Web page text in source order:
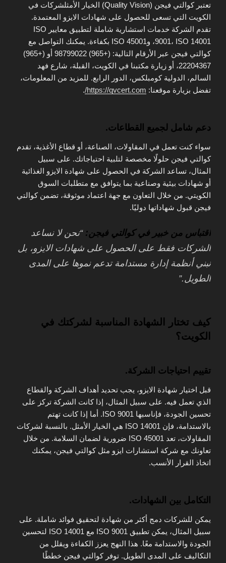
تعتبر كوالتي فيجن (Quality Vision) الخيار الأمثلشركات في
الكويت التي تسعى للحصول على شهادات الايزو المعتمدة.
تقدم الشركة خدمات استشارية شاملة لتطبيق معايير ISO
9001، ISO 14001، وISO 45001 بكفاءة. يمكنك التواصل مع
كوالتي فيجن عبر الأرقام التالية: (+965) 98799022 أو (+965)
22204367، أو زيارة مكتبنا في الكويت، القبلة، شارع فهد
السالم، الدولية كومبلكس، الدور الرابع. للمزيد من المعلومات،
تفضل بزيارة موقعنا: https://qvcert.com/
.
دعم شامل لجميع القطاعات.
سواء كنت تعمل في المقاولات، الصناعة، أو قطاع الأغذية، تقدم
كوالتي فيجن حلولًا مخصصة لتلبية احتياجاتك. على سبيل
المثال، تساعد الشركة في الحصول على شهادة الايزو الغذائية
أو شهادات بيئية وصناعية بما يتوافق مع متطلبات السوق
الكويتي. من خلال التعاون مع جهة اعتماد موثوقة، تضمن كوالتي
فيجن قبول شهاداتها دوليًا.
اقتباس من خبير في كوالتي فيجن: “نحن لا نساعد
الشركات فقط على الحصول على شهادات الايزو، بل
نبني أنظمة إدارة مستدامة تدعم نموها على المدى
الطويل.”
كيف تختار الشهادة المناسبة لشركتك في
الكويت؟
تقييم احتياجات الشركة.
قبل اختيار شهادة الايزو، يجب تحديد أهداف الشركة والقطاع
الذي تعمل فيه. على سبيل المثال، إذا كانت الشركة تركز على
تحسين الجودة، فإناسبها ISO 9001. أما إذا كانت تهتم
بالاستدامة، فإن ISO 14001 هي الخيار الأمثل. بالنسبة لشركات
المقاولات، تعد ISO 45001 ضرورية لضمان السلامة. من خلال
تعاونك مع شركة استشارات ايزو مثل كوالتي فيجن، يمكنك
اتخاذ القرار الأنسب.
التكامل بين الشهادات.
يمكن للشركات دمج أكثر من شهادة لتحقيق فوائد شاملة. على
سبيل المثال، يمكن تطبيق ISO 9001 مع ISO 14001 لتحسين
الجودة والاستدامة معًا. هذا النهج يعزز الكفاءة ويقلل من
التكاليف على المدى الطويل. توفر كوالتي فيجن خططًا